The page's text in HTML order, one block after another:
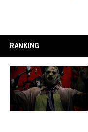
RANKING